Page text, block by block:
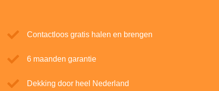
Contactloos gratis halen en brengen
6 maanden garantie
Dekking door heel Nederland